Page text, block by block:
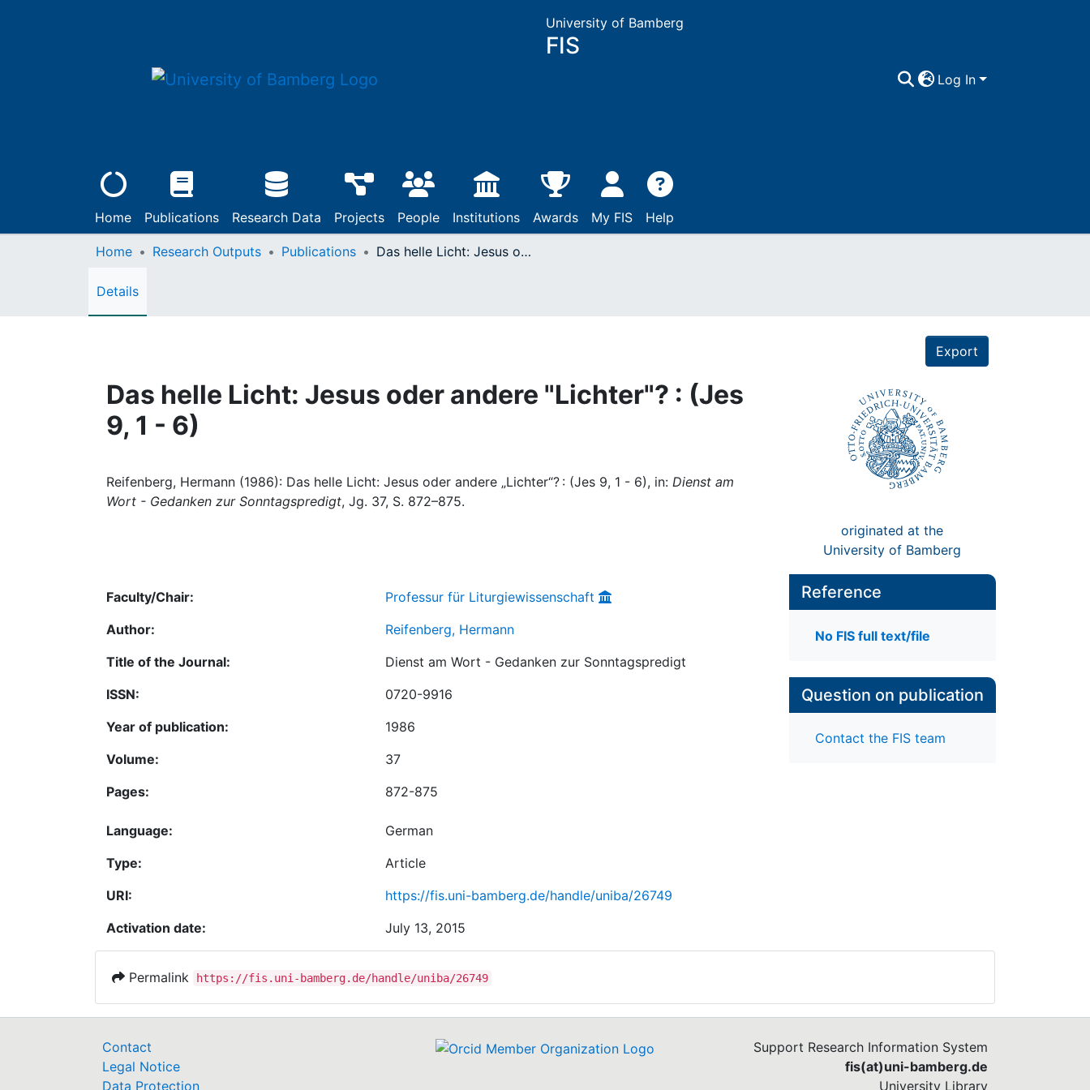
University of Bamberg
FIS
Log In
Home Publications Research Data Projects People Institutions Awards My FIS Help
Home Research Outputs Publications Das helle Licht: Jesus oder andere "Lichter"? : (Jes 9, 1 - 6)
Details
Export
Das helle Licht: Jesus oder andere "Lichter"? : (Jes
9, 1 - 6)
Reifenberg, Hermann (1986): Das helle Licht: Jesus oder andere „Lichter“? : (Jes 9, 1 - 6), in: Dienst am
Wort - Gedanken zur Sonntagspredigt, Jg. 37, S. 872–875.
originated at the
University of Bamberg
Faculty/Chair:
Professur für Liturgiewissenschaft
Author:
Reifenberg, Hermann
Title of the Journal:
Dienst am Wort - Gedanken zur Sonntagspredigt
ISSN:
0720-9916
Year of publication:
1986
Volume:
37
Pages:
872-875
Language:
German
Type:
Article
URI:
https://fis.uni-bamberg.de/handle/uniba/26749
Activation date:
July 13, 2015
Reference
No FIS full text/file
Question on publication
Contact the FIS team
Permalink https://fis.uni-bamberg.de/handle/uniba/26749
Contact
Legal Notice
Data Protection
Support Research Information System
fis(at)uni-bamberg.de
University Library